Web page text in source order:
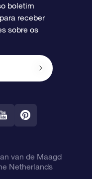
boletim
receber
sobre os
van de Maagd
Netherlands